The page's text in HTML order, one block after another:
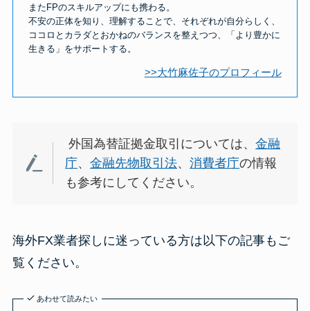
またFPのスキルアップにも携わる。
不安の正体を知り、理解することで、それぞれが自分らしく、
ココロとカラダとおかねのバランスを整えつつ、「より豊かに
生きる」をサポートする。
>>大竹麻佐子のプロフィール
外国為替証拠金取引については、金融
庁、金融先物取引法、消費者庁の情報
も参考にしてください。
海外FX業者探しに迷っている方は以下の記事もご
覧ください。
あわせて読みたい